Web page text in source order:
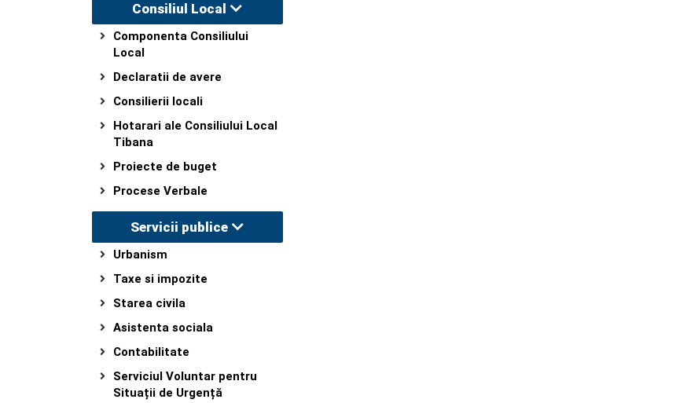
Consiliul Local
Componenta Consiliului
Local
Declaratii de avere
Consilierii locali
Hotarari ale Consiliului Local
Tibana
Proiecte de buget
Procese Verbale
Servicii publice
Urbanism
Taxe si impozite
Starea civila
Asistenta sociala
Contabilitate
Serviciul Voluntar pentru
Situații de Urgență